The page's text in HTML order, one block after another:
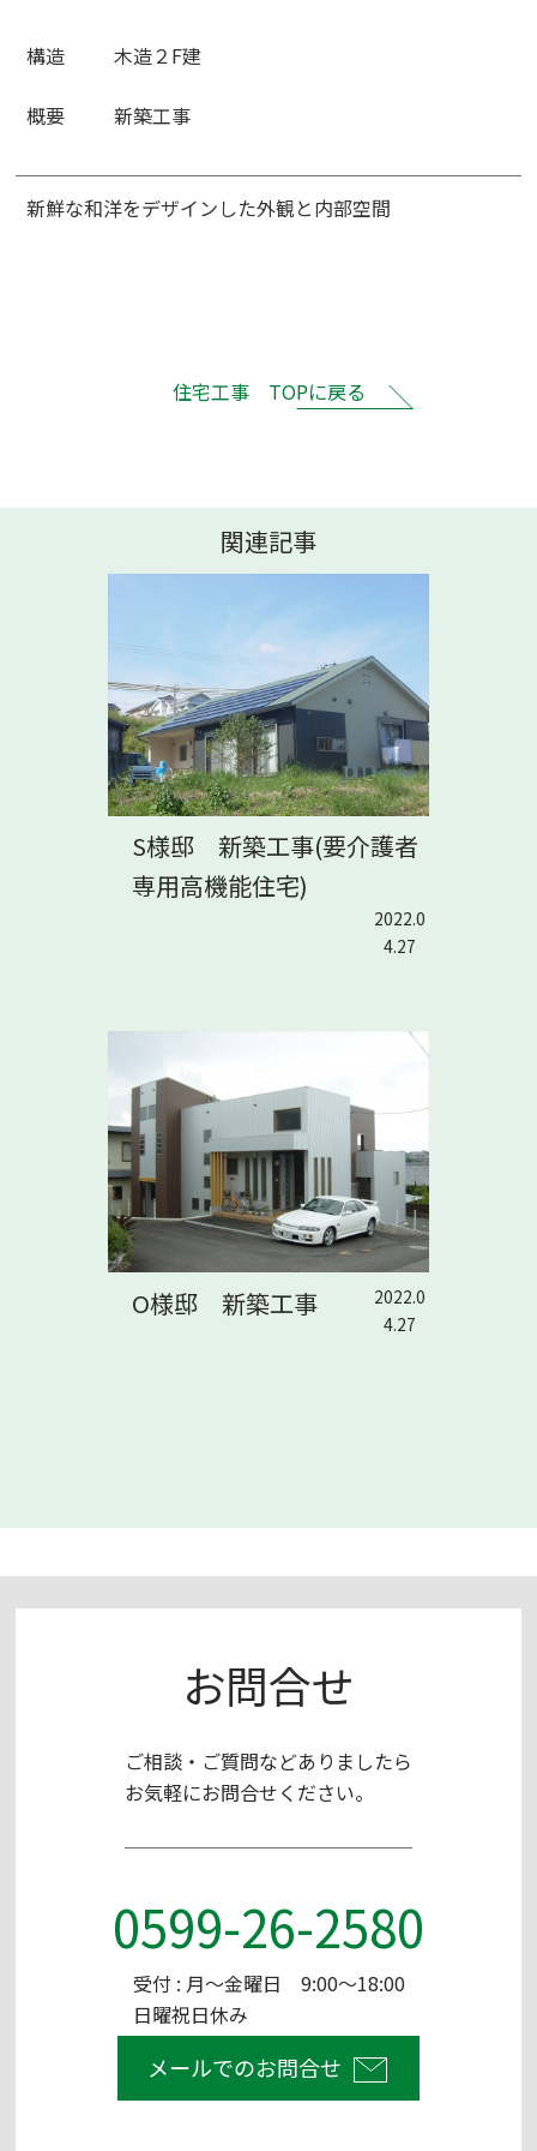
構造 木造２F建
概要 新築工事
新鮮な和洋をデザインした外観と内部空間
住宅工事 TOPに戻る
関連記事
S様邸 新築工事(要介護者
専用高機能住宅)
2022.0
4.27
O様邸 新築工事
2022.0
4.27
お問合せ
ご相談・ご質問などありましたら
お気軽にお問合せください。
0599-26-2580
受付 : 月～金曜日 9:00～18:00
日曜祝日休み
メールでのお問合せ